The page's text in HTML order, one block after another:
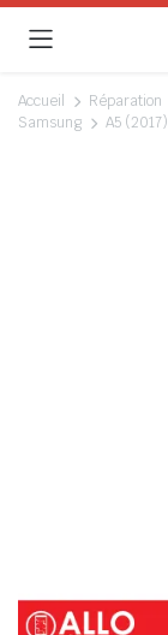
Accueil Réparation
Samsung
A5 (2017)